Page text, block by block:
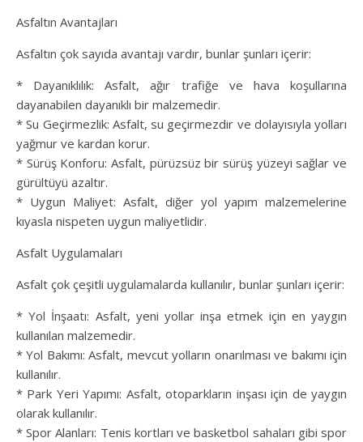
Asfaltın Avantajları
Asfaltın çok sayıda avantajı vardır, bunlar şunları içerir:
* Dayanıklılık: Asfalt, ağır trafiğe ve hava koşullarına
dayanabilen dayanıklı bir malzemedir.
* Su Geçirmezlik: Asfalt, su geçirmezdir ve dolayısıyla yolları
yağmur ve kardan korur.
* Sürüş Konforu: Asfalt, pürüzsüz bir sürüş yüzeyi sağlar ve
gürültüyü azaltır.
* Uygun Maliyet: Asfalt, diğer yol yapım malzemelerine
kıyasla nispeten uygun maliyetlidir.
Asfalt Uygulamaları
Asfalt çok çeşitli uygulamalarda kullanılır, bunlar şunları içerir:
* Yol İnşaatı: Asfalt, yeni yollar inşa etmek için en yaygın
kullanılan malzemedir.
* Yol Bakımı: Asfalt, mevcut yolların onarılması ve bakımı için
kullanılır.
* Park Yeri Yapımı: Asfalt, otoparkların inşası için de yaygın
olarak kullanılır.
* Spor Alanları: Tenis kortları ve basketbol sahaları gibi spor